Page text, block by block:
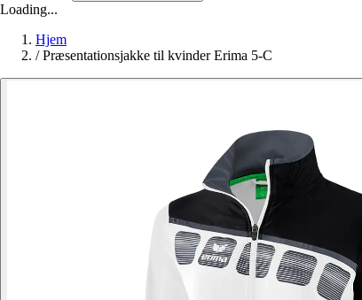
Loading...
Hjem
/ Præsentationsjakke til kvinder Erima 5-C